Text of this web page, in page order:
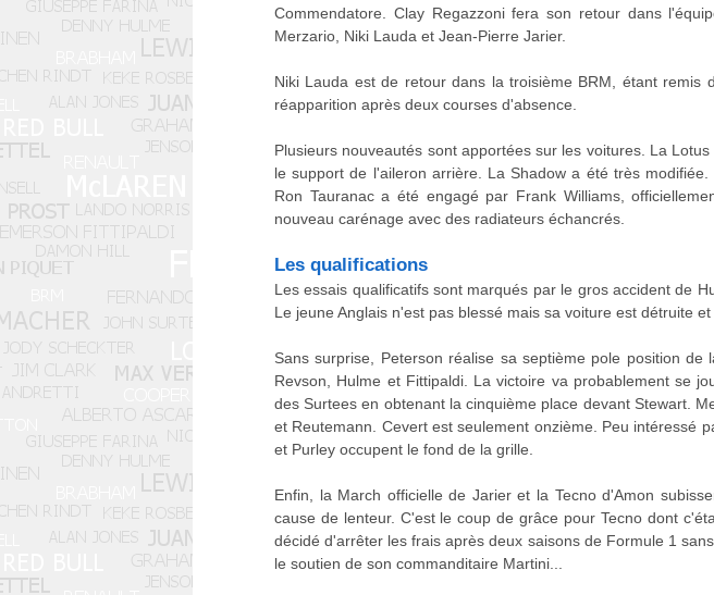
Commendatore. Clay Regazzoni fera son retour dans
Merzario, Niki Lauda et Jean-Pierre Jarier.
Niki Lauda est de retour dans la troisième BRM, étant
réapparition après deux courses d'absence.
Plusieurs nouveautés sont apportées sur les voitures. La
le support de l'aileron arrière. La Shadow a été très
Ron Tauranac a été engagé par Frank Williams,
nouveau carénage avec des radiateurs échancrés.
Les qualifications
Les essais qualificatifs sont marqués par le gros accident de
Le jeune Anglais n'est pas blessé mais sa voiture est détruite
Sans surprise, Peterson réalise sa septième pole position
Revson, Hulme et Fittipaldi. La victoire va probablement se
des Surtees en obtenant la cinquième place devant Stewart.
et Reutemann. Cevert est seulement onzième. Peu intéressé
et Purley occupent le fond de la grille.
Enfin, la March officielle de Jarier et la Tecno d'Amon
cause de lenteur. C'est le coup de grâce pour Tecno dont
décidé d'arrêter les frais après deux saisons de Formule 1
le soutien de son commanditaire Martini...